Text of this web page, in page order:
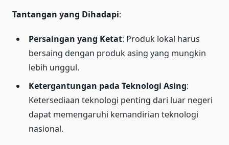
Tantangan yang Dihadapi:
Persaingan yang Ketat: Produk lokal harus
bersaing dengan produk asing yang mungkin
lebih unggul.
Ketergantungan pada Teknologi Asing:
Ketersediaan teknologi penting dari luar negeri
dapat memengaruhi kemandirian teknologi
nasional.